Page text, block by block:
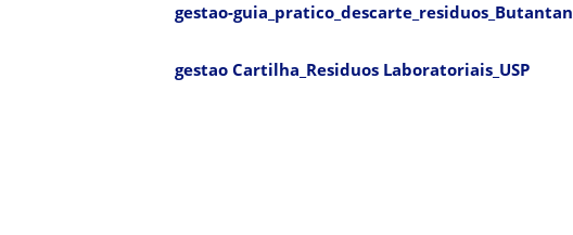
gestao-guia_pratico_descarte_residuos_Butantan
gestao Cartilha_Residuos Laboratoriais_USP